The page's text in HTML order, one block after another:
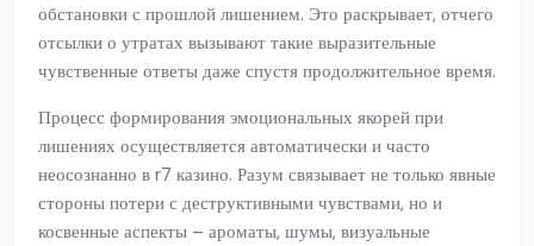
обстановки с прошлой лишением. Это раскрывает, отчего
отсылки о утратах вызывают такие выразительные
чувственные ответы даже спустя продолжительное время.
Процесс формирования эмоциональных якорей при
лишениях осуществляется автоматически и часто
неосознанно в r7 казино. Разум связывает не только явные
стороны потери с деструктивными чувствами, но и
косвенные аспекты – ароматы, шумы, визуальные